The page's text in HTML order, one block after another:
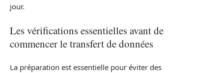
jour.
Les vérifications essentielles avant de
commencer le transfert de données
La préparation est essentielle pour éviter des